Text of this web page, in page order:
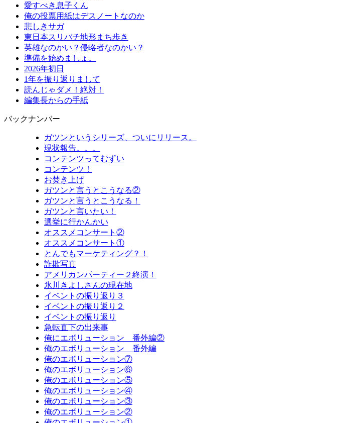
愛すべき息子くん
俺の投票用紙はデスノートなのか
悲しきサガ
東日本スリバチ地形まち歩き
英雄なのかい？侵略者なのかい？
準備を始めましょ。
2026年初日
1年を振り返りまして
読んじゃダメ！絶対！
編集長からの手紙
バックナンバー
ガツンというシリーズ、ついにリリース。
現状報告。。。
コンテンツってむずい
コンテンツ！
お焚き上げ
ガツンと言うとこうなる②
ガツンと言うとこうなる！
ガツンと言いたい！
選挙に行かんかい
オススメコンサート②
オススメコンサート①
とんでもマーケティング？！
詐欺写真
アメリカンパーティー２終演！
氷川きよしさんの現在地
イベントの振り返り３
イベントの振り返り２
イベントの振り返り
急転直下の出来事
俺にエボリューション 番外編②
俺のエボリューション 番外編
俺のエボリューション⑦
俺のエボリューション⑥
俺のエボリューション⑤
俺のエボリューション④
俺のエボリューション③
俺のエボリューション②